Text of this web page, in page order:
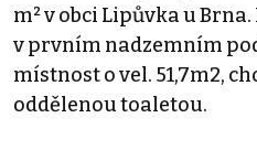
m² v obci Lipůvka u
v prvním nadzemním
místnost o vel. 51,7m2,
oddělenou toaletou.